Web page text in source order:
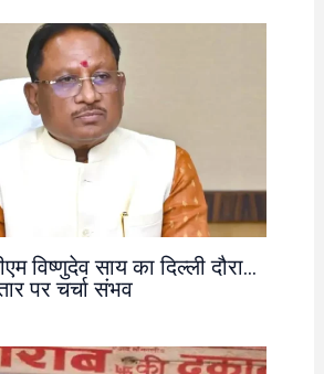
विष्णुदेव साय का दिल्ली दौरा…
पर चर्चा संभव